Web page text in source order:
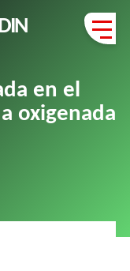
en el
oxigenada